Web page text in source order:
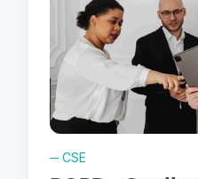
─ CSE